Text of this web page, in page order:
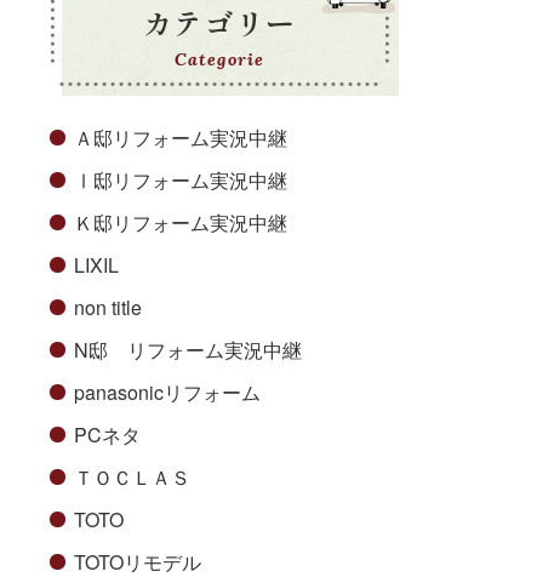
カテゴリー
Categorie
Ａ邸リフォーム実況中継
Ⅰ邸リフォーム実況中継
Ｋ邸リフォーム実況中継
LIXIL
non title
N邸 リフォーム実況中継
panasonicリフォーム
PCネタ
ＴＯＣＬＡＳ
TOTO
TOTOリモデル